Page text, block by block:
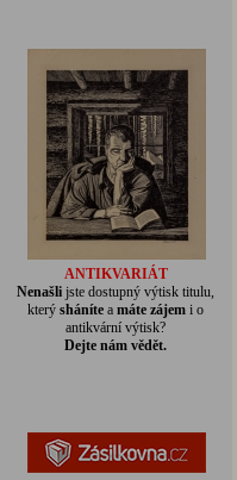
ANTIKVARIÁT
Nenašli jste dostupný výtisk titulu,
kterýsháníte amáte zájem i o
antikvární výtisk?
Dejte nám vědět.